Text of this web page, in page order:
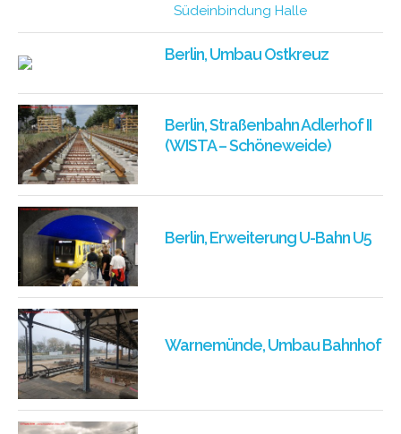
Südeinbindung Halle
Berlin, Umbau Ostkreuz
Berlin, Straßenbahn Adlerhof II
(WISTA – Schöneweide)
Berlin, Erweiterung U-Bahn U5
Warnemünde, Umbau Bahnhof